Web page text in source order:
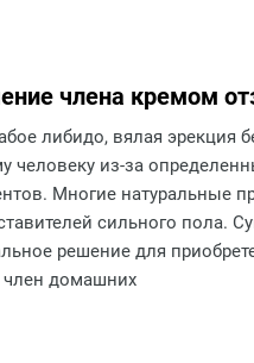
члена кремом
либидо, вялая эрекция
человеку из-за
Многие натуральные
сильного пола.
решение для
член домашних